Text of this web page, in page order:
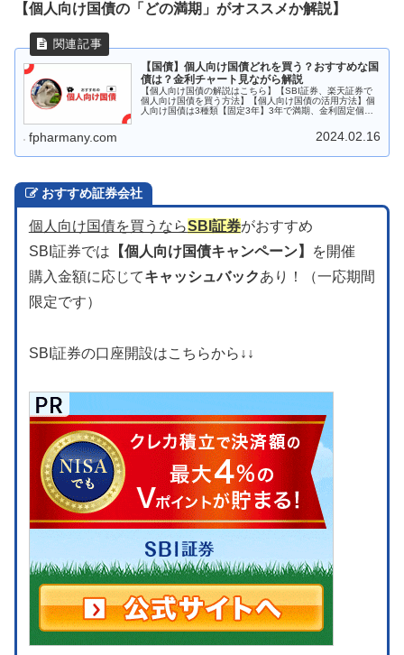
【個人向け国債の「どの満期」がオススメか解説】
【国債】個人向け国債どれを買う？おすすめな国
債は？金利チャート見ながら解説
【個人向け国債の解説はこちら】【SBI証券、楽天証券で
個人向け国債を買う方法】【個人向け国債の活用方法】個
人向け国債は3種類【固定3年】3年で満期、金利固定個人
fpharmany.com 2024.02.16
おすすめ証券会社
個人向け国債を買うならSBI証券がおすすめ
SBI証券では 【個人向け国債キャンペーン】
を開催
購入金額に応じてキャッシュバックあり！（一応期間
限定です）
SBI証券の口座開設はこちらから ↓↓